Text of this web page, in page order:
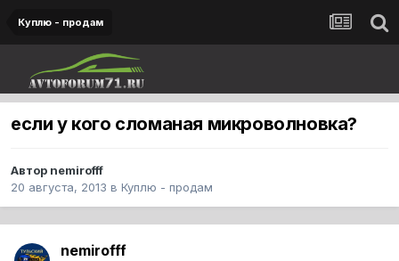
Куплю - продам
если у кого сломаная микроволновка?
Автор nemirofff
20 августа, 2013 в Куплю - продам
nemirofff